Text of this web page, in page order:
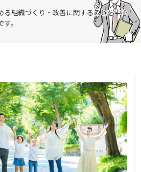
る組織づくり・改善に関することを中心
。